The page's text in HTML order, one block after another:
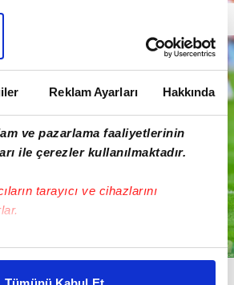
Reklam Ayarları Hakkında
ve pazarlama faaliyetlerinin
ile çerezler kullanılmaktadır.
tarayıcı ve cihazlarını
halinde sizlere özel
Milan Sportif Direktörü